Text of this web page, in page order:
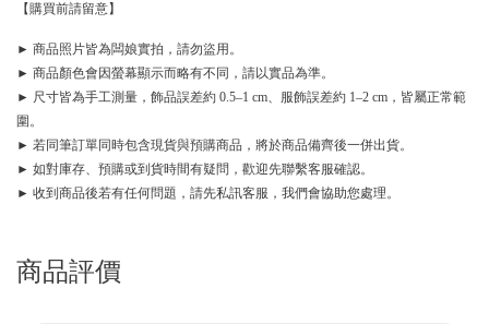
【購買前請留意】
► 商品照片皆為闆娘實拍，請勿盜用。
► 商品顏色會因螢幕顯示而略有不同，請以實品為準。
► 尺寸皆為手工測量，飾品誤差約 0.5–1 cm、服飾誤差約 1–2 cm，皆屬正常範
圍。
► 若同筆訂單同時包含現貨與預購商品，將於商品備齊後一併出貨。
► 如對庫存、預購或到貨時間有疑問，歡迎先聯繫客服確認。
► 收到商品後若有任何問題，請先私訊客服，我們會協助您處理。
商品評價